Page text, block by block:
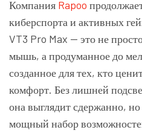
Компания Rapoo
киберспорта и активных
VT3 Pro Max — это не
мышь, а продуманное до
созданное для тех, кто
комфорт. Без лишней
она выглядит сдержанно,
мощный набор